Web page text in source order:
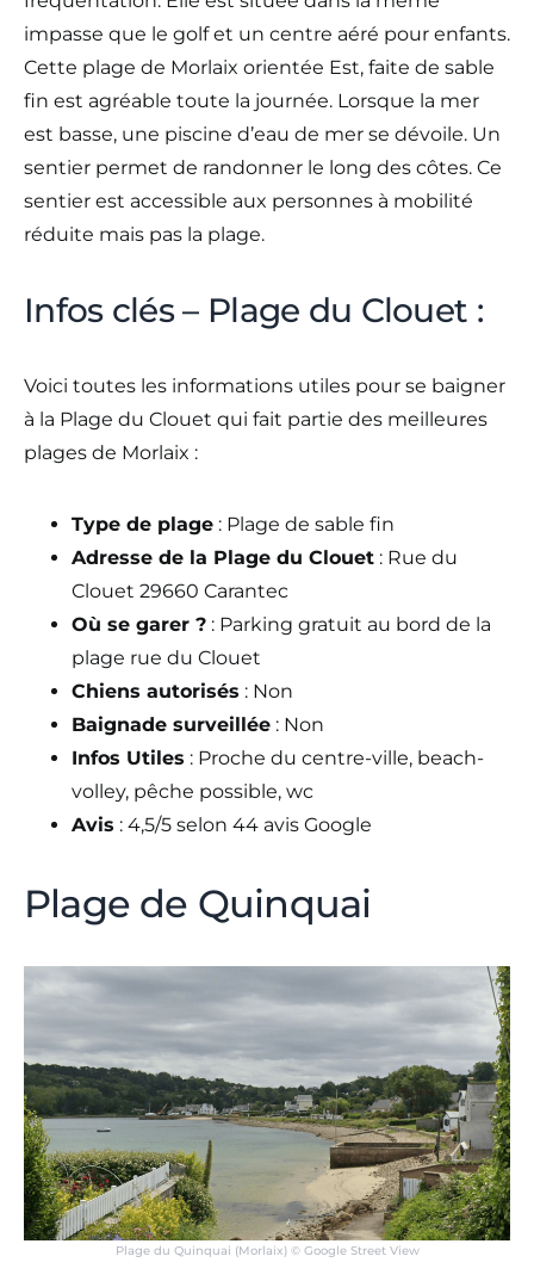
impasse que le golf et un centre aéré pour enfants.
Cette plage de Morlaix orientée Est, faite de sable
fin est agréable toute la journée. Lorsque la mer
est basse, une piscine d’eau de mer se dévoile. Un
sentier permet de randonner le long des côtes. Ce
sentier est accessible aux personnes à mobilité
réduite mais pas la plage.
Infos clés – Plage du Clouet :
Voici toutes les informations utiles pour se baigner
à la Plage du Clouet qui fait partie des meilleures
plages de Morlaix :
Type de plage : Plage de sable fin
Adresse de la Plage du Clouet : Rue du
Clouet 29660 Carantec
Où se garer ? : Parking gratuit au bord de la
plage rue du Clouet
Chiens autorisés : Non
Baignade surveillée : Non
Infos Utiles : Proche du centre-ville, beach-
volley, pêche possible, wc
Avis : 4,5/5 selon 44 avis Google
Plage de Quinquai
Plage du Quinquai (Morlaix) © Google Street View